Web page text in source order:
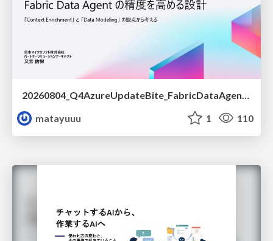
matayuuu
1 110